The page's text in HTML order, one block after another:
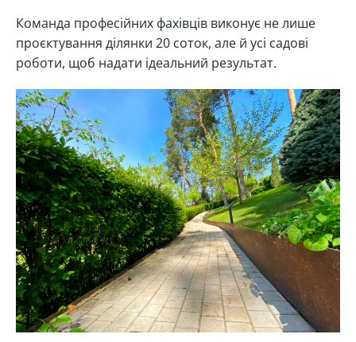
Команда професійних фахівців виконує не лише
проєктування ділянки 20 соток, але й усі садові
роботи, щоб надати ідеальний результат.